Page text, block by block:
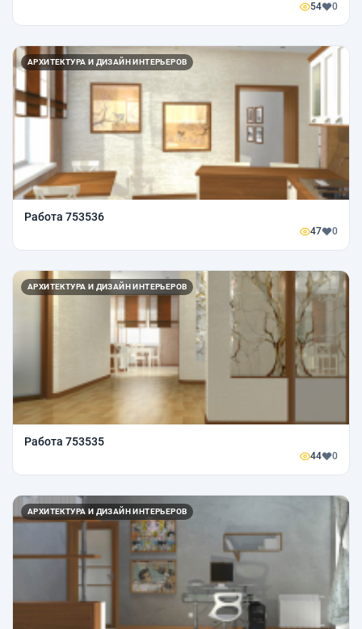
54 0
АРХИТЕКТУРА И ДИЗАЙН ИНТЕРЬЕРОВ
Работа 753536
47 0
АРХИТЕКТУРА И ДИЗАЙН ИНТЕРЬЕРОВ
Работа 753535
44 0
АРХИТЕКТУРА И ДИЗАЙН ИНТЕРЬЕРОВ